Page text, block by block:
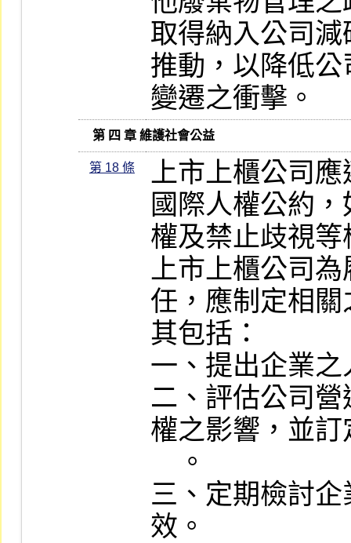
取得納入公司
推動，以降低
變遷之衝擊。
   第 四 章 維護社會公益
第 18 條
上市上櫃公司
國際人權公約
權及禁止歧視等
上市上櫃公司
任，應制定相
其包括：
一、提出企業
二、評估公司
權之影響，並
三、定期檢討
效。